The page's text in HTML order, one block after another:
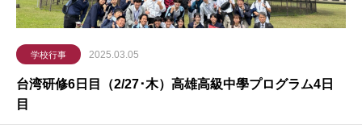
学校行事 2025.03.05
台湾研修6日目（2/27･木）高雄高級中學プログラム4日
目